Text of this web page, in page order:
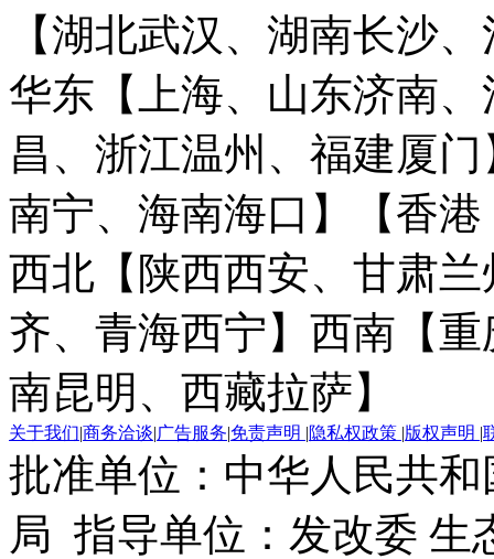
【湖北武汉、湖南长沙
华东【上海、山东济南
昌、浙江温州、福建厦门
南宁、海南海口】
【香
西北【陕西西安、甘肃
齐、青海西宁】 西南【
南昆明、西藏拉萨】
关于我们|商务洽谈|广告服务|免责声明 |隐私权政策 |版权声明 |
批准单位：中华人民共
局 指导单位：发改委 生